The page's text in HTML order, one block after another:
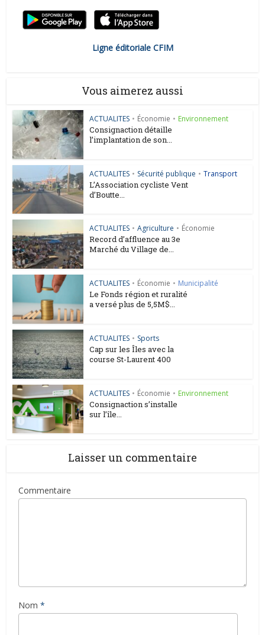
Ligne éditoriale CFIM
Vous aimerez aussi
ACTUALITES • Économie • Environnement
Consignaction détaille
l’implantation de son...
ACTUALITES • Sécurité publique • Transport
L’Association cycliste Vent
d’Boutte...
ACTUALITES • Agriculture • Économie
Record d’affluence au 3e
Marché du Village de...
ACTUALITES • Économie • Municipalité
Le Fonds région et ruralité
a versé plus de 5,5M$...
ACTUALITES • Sports
Cap sur les Îles avec la
course St-Laurent 400
ACTUALITES • Économie • Environnement
Consignaction s’installe
sur l’île...
Laisser un commentaire
Commentaire
Nom *